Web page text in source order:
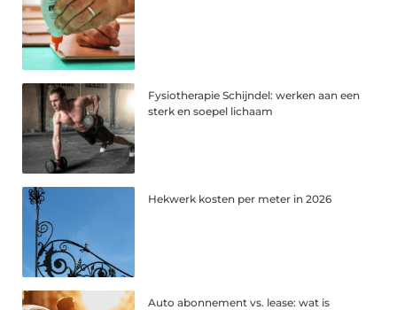
Fysiotherapie Schijndel: werken aan een
sterk en soepel lichaam
Hekwerk kosten per meter in 2026
Auto abonnement vs. lease: wat is